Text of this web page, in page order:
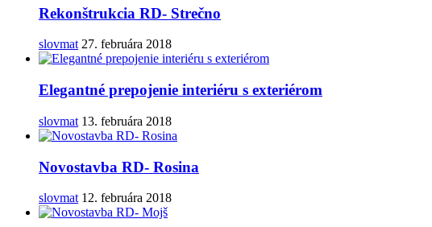
Rekonštrukcia RD- Strečno
slovmat 27. februára 2018
Elegantné prepojenie interiéru s exteriérom
slovmat 13. februára 2018
Novostavba RD- Rosina
slovmat 12. februára 2018